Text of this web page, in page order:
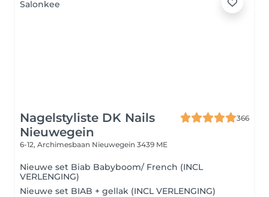
Nagelstyliste DK Nails
Nieuwegein
366
6-12, Archimesbaan Nieuwegein 3439 ME
Nieuwe set Biab Babyboom/ French (INCL
VERLENGING)
Nieuwe set BIAB + gellak (INCL VERLENGING)